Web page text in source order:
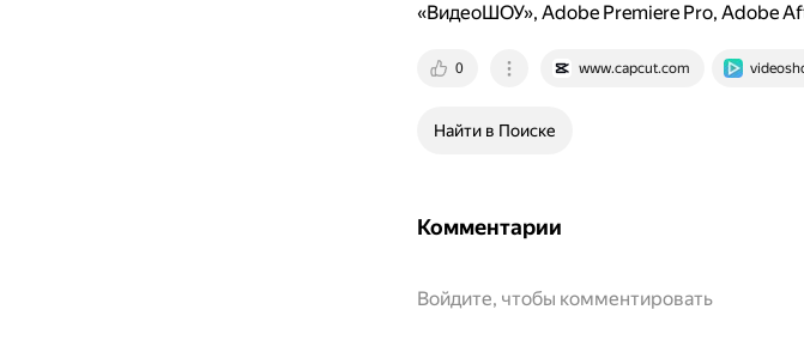
«ВидеоШОУ», Adobe Premiere Pro, Adobe
0 www.capcut.com
Найти в Поиске
Комментарии
Войдите, чтобы комментировать